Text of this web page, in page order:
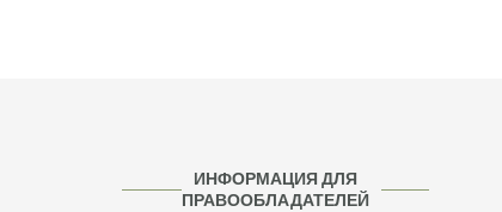
ИНФОРМАЦИЯ ДЛЯ
ПРАВООБЛАДАТЕЛЕЙ